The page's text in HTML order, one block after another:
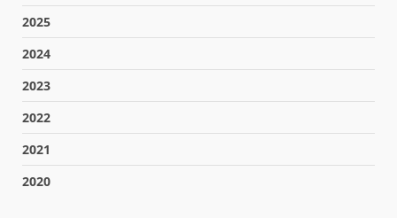
2025
2024
2023
2022
2021
2020